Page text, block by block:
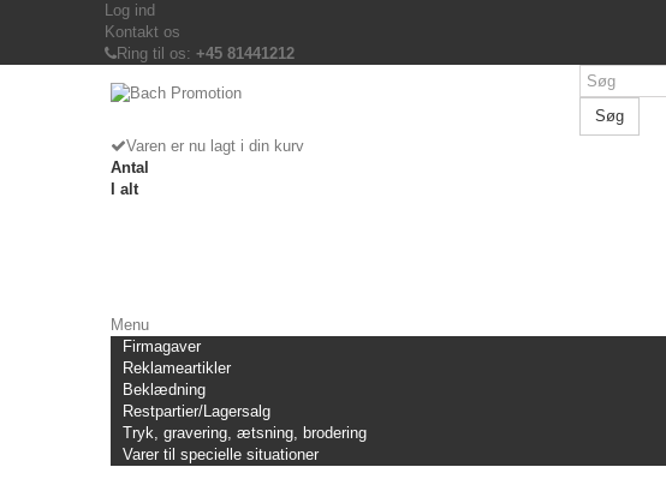
Log ind
Kontakt os
Ring til os: +45 81441212
Søg
Varen er nu lagt i din kurv
Antal
I alt
Menu
Firmagaver
Reklameartikler
Beklædning
Restpartier/Lagersalg
Tryk, gravering, ætsning, brodering
Varer til specielle situationer